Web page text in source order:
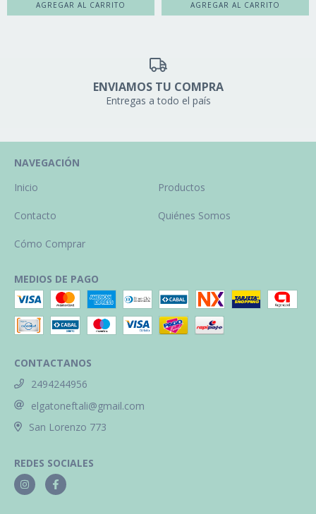
ENVIAMOS TU COMPRA
Entregas a todo el país
NAVEGACIÓN
Inicio
Productos
Contacto Quiénes Somos
Cómo Comprar
MEDIOS DE PAGO
CONTACTANOS
2494244956
elgatoneftali@gmail.com
San Lorenzo 773
REDES SOCIALES